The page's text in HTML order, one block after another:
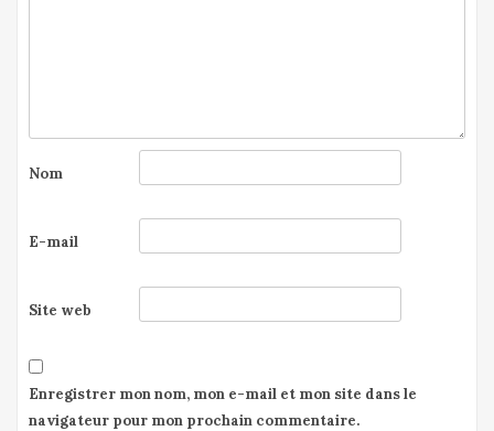
Nom
E-mail
Site web
Enregistrer mon nom, mon e-mail et mon site dans le
navigateur pour mon prochain commentaire.